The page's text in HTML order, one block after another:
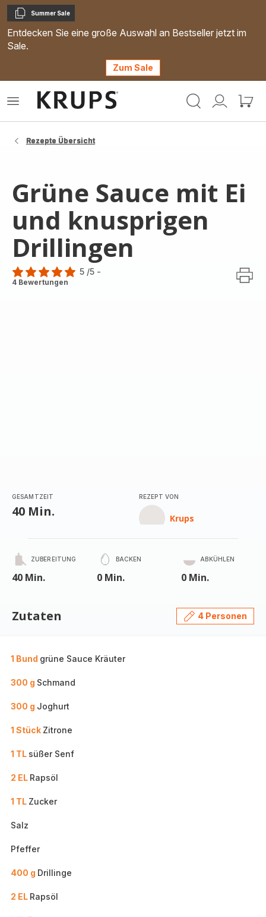
Kopieren
Summer Sale
Entdecken Sie eine große Auswahl an Bestseller jetzt im
Sale.
Zum Sale
Mein
Mein
Das
Rezepte Übersicht
Grüne Sauce mit Ei
und knusprigen
Drillingen
Bewertung
5 /5 -
4 Bewertungen
GESAMTZEIT
40 Min.
REZEPT VON
Krups
ZUBEREITUNG
40 Min.
BACKEN
0 Min.
ABKÜHLEN
0 Min.
Zutaten 4 Personen
1 Bund grüne Sauce Kräuter
300 g Schmand
300 g Joghurt
1 Stück Zitrone
1 TL süßer Senf
2 EL Rapsöl
1 TL Zucker
Salz
Pfeffer
400 g Drillinge
2 EL Rapsöl